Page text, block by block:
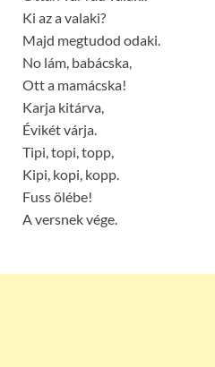
Ki az a valaki?
Majd megtudod odaki.
No lám, babácska,
Ott a mamácska!
Karja kitárva,
Évikét várja.
Tipi, topi, topp,
Kipi, kopi, kopp.
Fuss ölébe!
A versnek vége.